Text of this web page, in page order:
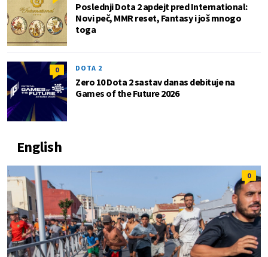
Poslednji Dota 2 apdejt pred International:
Novi peč, MMR reset, Fantasy i još mnogo
toga
0 DOTA 2
Zero 10 Dota 2 sastav danas debituje na
Games of the Future 2026
English
0